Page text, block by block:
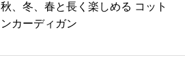
より、全体加圧方式でビールをジ
ョッキに送り出します。.1秒間に4
音波機能を本体に搭載していま
秋、冬、春と長く楽しめる コット
ンカーディガン